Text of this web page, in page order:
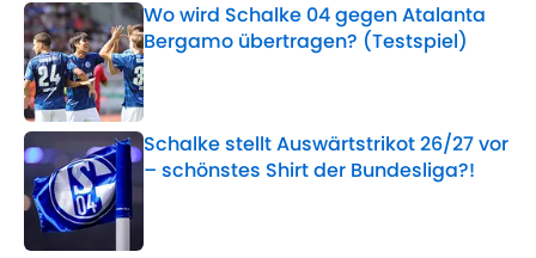
Wo wird Schalke 04 gegen Atalanta
Bergamo übertragen? (Testspiel)
Published by on Invalid Date
Schalke stellt Auswärtstrikot 26/27 vor
– schönstes Shirt der Bundesliga?!